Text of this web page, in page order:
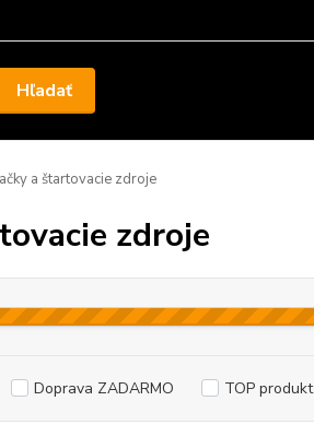
Hľadať
a štartovacie zdroje
zdroje
Doprava ZADARMO TOP produkt